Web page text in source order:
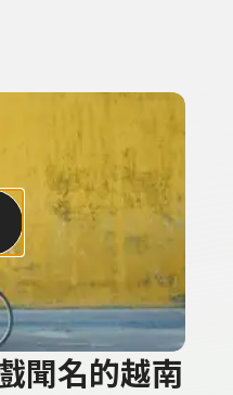
主持人或關鍵字
聞名的越南